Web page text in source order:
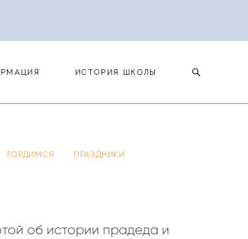
ИСТОРИЯ ШКОЛЫ
ГОРДИМСЯ ПРАЗДНИКИ
об истории прадеда и